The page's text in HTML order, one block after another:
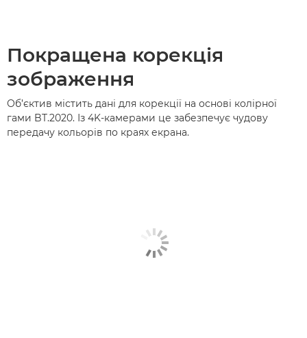
Покращена корекція
зображення
Об’єктив містить дані для корекції на основі колірної
гами BT.2020. Із 4K-камерами це забезпечує чудову
передачу кольорів по краях екрана.